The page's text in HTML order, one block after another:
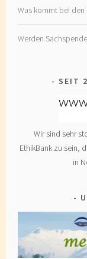
Was kommt bei
Werden
SEIT
Wir sind sehr
EthikBank zu sein,
in